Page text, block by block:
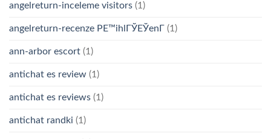
angelreturn-inceleme visitors (1)
angelreturn-recenze PЕ™ihlГЎЕЎenГ­ (1)
ann-arbor escort (1)
antichat es review (1)
antichat es reviews (1)
antichat randki (1)